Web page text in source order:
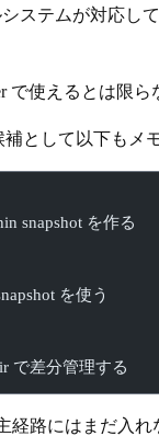
ステムが対応し
で使えるとは限ら
として以下もメ
snapshot を作る
を使う
で差分管理する
経路にはまだ入れ